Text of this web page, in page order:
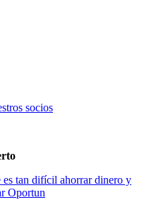
socios
es tan difícil ahorrar dinero y
Oportun